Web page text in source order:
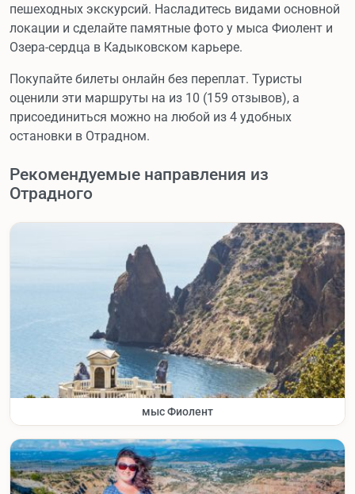
пешеходных экскурсий. Насладитесь видами основной
локации и сделайте памятные фото у мыса Фиолент и
Озера-сердца в Кадыковском карьере.
Покупайте билеты онлайн без переплат. Туристы
оценили эти маршруты на из 10 (159 отзывов), а
присоединиться можно на любой из 4 удобных
остановки в Отрадном.
Рекомендуемые направления из
Отрадного
мыс Фиолент